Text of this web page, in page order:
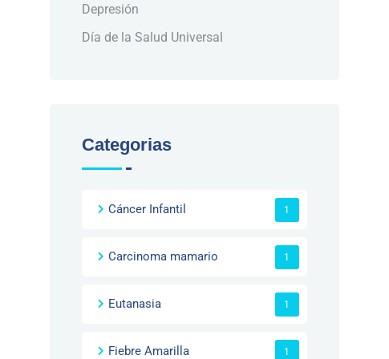
Depresión
Día de la Salud Universal
Categorias
Cáncer Infantil 1
Carcinoma mamario 1
Eutanasia 1
Fiebre Amarilla 1